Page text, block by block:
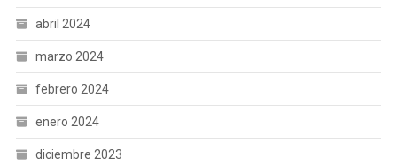
abril 2024
marzo 2024
febrero 2024
enero 2024
diciembre 2023